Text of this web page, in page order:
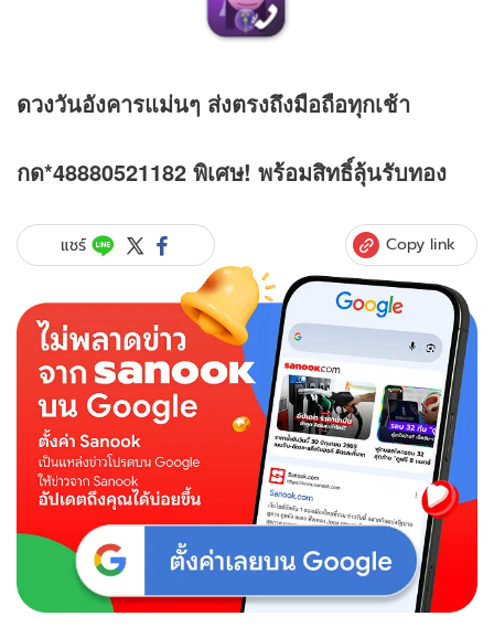
ดวงวันอังคารแม่นๆ ส่งตรงถึงมือถือทุกเช้า
กด*48880521182 พิเศษ! พร้อมสิทธิ์ลุ้นรับทอง
แชร์ Copy link